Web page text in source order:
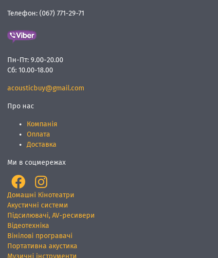
Телефон: (067) 771-29-71
Пн-Пт: 9.00-20.00
Сб: 10.00-18.00
acousticbuy@gmail.com
Про нас
Компанія
Оплата
Доставка
Ми в соцмережах
Домашні Кінотеатри
Акустичні системи
Підсилювачі, AV-ресивери
Відеотехніка
Вінілові програвачі
Портативна акустика
Музичні інструменти